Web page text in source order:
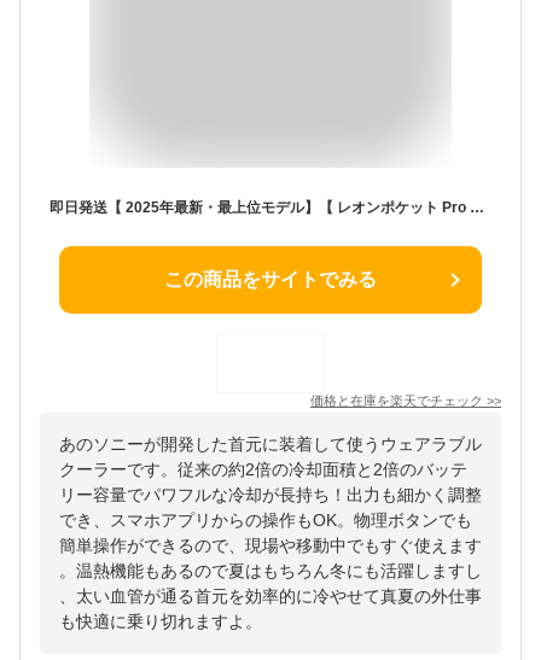
即日発送【 2025年最新・最上位モデル】【 レオンポケット Pro ・ タグ無し 】SONY｜ソニーウェアラブルサーモデバイス REON POCKET PRO（ レオンポケットプロ ）センシングキット RNPK-P1T-H レオンポケット6 温熱 冷却 最新作 2025 シリーズ最新作 専用ケース付き可能
この商品をサイトでみる
価格と在庫を楽天でチェック >>
あのソニーが開発した首元に装着して使うウェアラブル
クーラーです。従来の約2倍の冷却面積と2倍のバッテ
リー容量でパワフルな冷却が長持ち！出力も細かく調整
でき、スマホアプリからの操作もOK。物理ボタンでも
簡単操作ができるので、現場や移動中でもすぐ使えます
。温熱機能もあるので夏はもちろん冬にも活躍しますし
、太い血管が通る首元を効率的に冷やせて真夏の外仕事
も快適に乗り切れますよ。